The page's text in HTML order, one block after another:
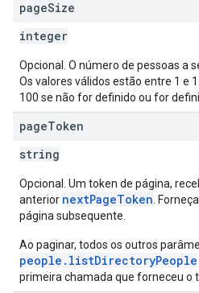
pageSize
integer
Opcional. O número de pessoas a
Os valores válidos estão entre 1 e
100 se não for definido ou for
pageToken
string
Opcional. Um token de página,
anterior nextPageToken .
página subsequente.
Ao paginar, todos os outros
people.listDirectoryPeople
primeira chamada que forneceu o